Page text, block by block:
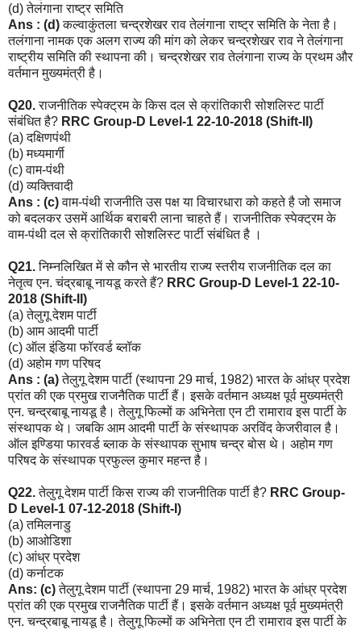
(d) तेलंगाना राष्ट्र समिति
Ans : (d)कल्वाकुंतला चन्द्रशेखर राव तेलंगाना राष्ट्र समिति के नेता है।
तलंगाना नामक एक अलग राज्य की मांग को लेकर चन्द्रशेखर राव ने तेलंगाना
राष्ट्रीय समिति की स्थापना की। चन्द्रशेखर राव तेलंगाना राज्य के प्रथम और
वर्तमान मुख्यमंत्री है।
Q20.राजनीतिक स्पेक्ट्रम के किस दल से क्रांतिकारी सोशलिस्ट पार्टी
संबंधित है? RRC Group-D Level-1 22-10-2018 (Shift-II)
(a) दक्षिणपंथी
(b) मध्यमार्गी
(c) वाम-पंथी
(d) व्यक्तिवादी
Ans : (c)वाम-पंथी राजनीति उस पक्ष या विचारधारा को कहते है जो समाज
को बदलकर उसमें आर्थिक बराबरी लाना चाहते हैं। राजनीतिक स्पेक्ट्रम के
वाम-पंथी दल से क्रांतिकारी सोशलिस्ट पार्टी संबंधित है ।
Q21.निम्नलिखित में से कौन से भारतीय राज्य स्तरीय राजनीतिक दल का
नेतृत्व एन. चंद्रबाबू नायडू करते हैं? RRC Group-D Level-1 22-10-
2018 (Shift-II)
(a) तेलुगू देशम पार्टी
(b) आम आदमी पार्टी
(c) ऑल इंडिया फॉरवर्ड ब्लॉक
(d) अहोम गण परिषद
Ans : (a)तेलुगू देशम पार्टी (स्थापना 29 मार्च, 1982) भारत के आंध्र प्रदेश
प्रांत की एक प्रमुख राजनैतिक पार्टी हैं। इसके वर्तमान अध्यक्ष पूर्व मुख्यमंत्री
एन. चन्द्रबाबू नायडू है। तेलुगू फिल्मों क अभिनेता एन टी रामाराव इस पार्टी के
संस्थापक थे। जबकि आम आदमी पार्टी के संस्थापक अरविंद केजरीवाल है।
ऑल इण्डिया फारवर्ड ब्लाक के संस्थापक सुभाष चन्द्र बोस थे। अहोम गण
परिषद के संस्थापक प्रफुल्ल कुमार महन्त है।
Q22.तेलुगू देशम पार्टी किस राज्य की राजनीतिक पार्टी है? RRC Group-
D Level-1 07-12-2018 (Shift-I)
(a) तमिलनाडु
(b) आओडिशा
(c) आंध्र प्रदेश
(d) कर्नाटक
Ans: (c)तेलुगू देशम पार्टी (स्थापना 29 मार्च, 1982) भारत के आंध्र प्रदेश
प्रांत की एक प्रमुख राजनैतिक पार्टी हैं। इसके वर्तमान अध्यक्ष पूर्व मुख्यमंत्री
एन. चन्द्रबाबू नायडू है। तेलुगू फिल्मों क अभिनेता एन टी रामाराव इस पार्टी के